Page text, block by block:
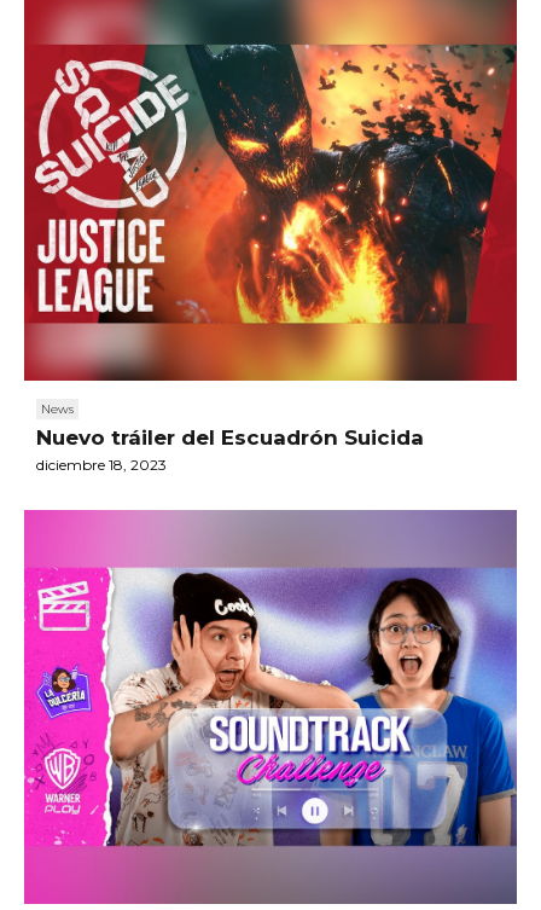
News
Nuevo tráiler del Escuadrón Suicida
diciembre 18, 2023